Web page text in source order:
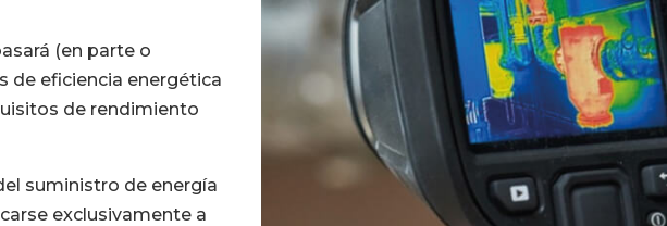
(en parte o
de eficiencia energética
de rendimiento
suministro de energía
exclusivamente a